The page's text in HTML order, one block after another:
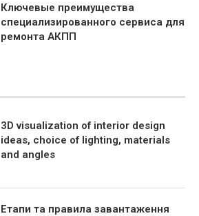
Ключевые преимущества
специализированного сервиса для
ремонта АКПП
3D visualization of interior design
ideas, choice of lighting, materials
and angles
Етапи та правила завантаження